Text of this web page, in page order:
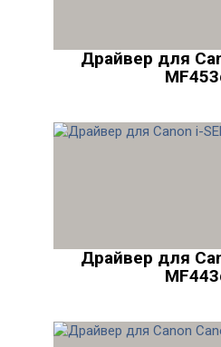
Драйвер для
Драйвер для